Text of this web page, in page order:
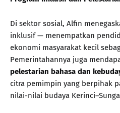
Di sektor sosial, Alfin
inklusif — menempatkan
ekonomi masyarakat kecil
Pemerintahannya juga
pelestarian bahasa dan
citra pemimpin yang berpihak
nilai-nilai budaya